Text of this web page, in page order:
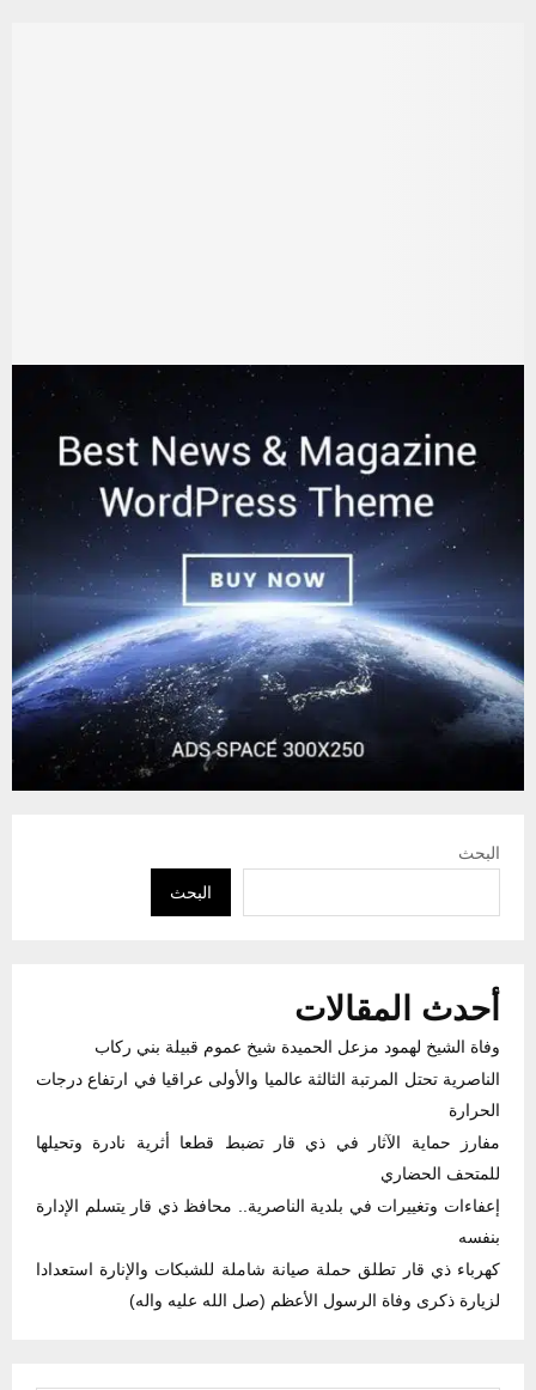
البحث
البحث
أحدث المقالات
وفاة الشيخ لهمود مزعل الحميدة شيخ عموم قبيلة بني ركاب
الناصرية تحتل المرتبة الثالثة عالميا والأولى عراقيا في ارتفاع درجات
الحرارة
مفارز حماية الآثار في ذي قار تضبط قطعا أثرية نادرة وتحيلها
للمتحف الحضاري
إعفاءات وتغييرات في بلدية الناصرية.. محافظ ذي قار يتسلم الإدارة
بنفسه
كهرباء ذي قار تطلق حملة صيانة شاملة للشبكات والإنارة استعدادا
لزيارة ذكرى وفاة الرسول الأعظم (صل الله عليه واله)